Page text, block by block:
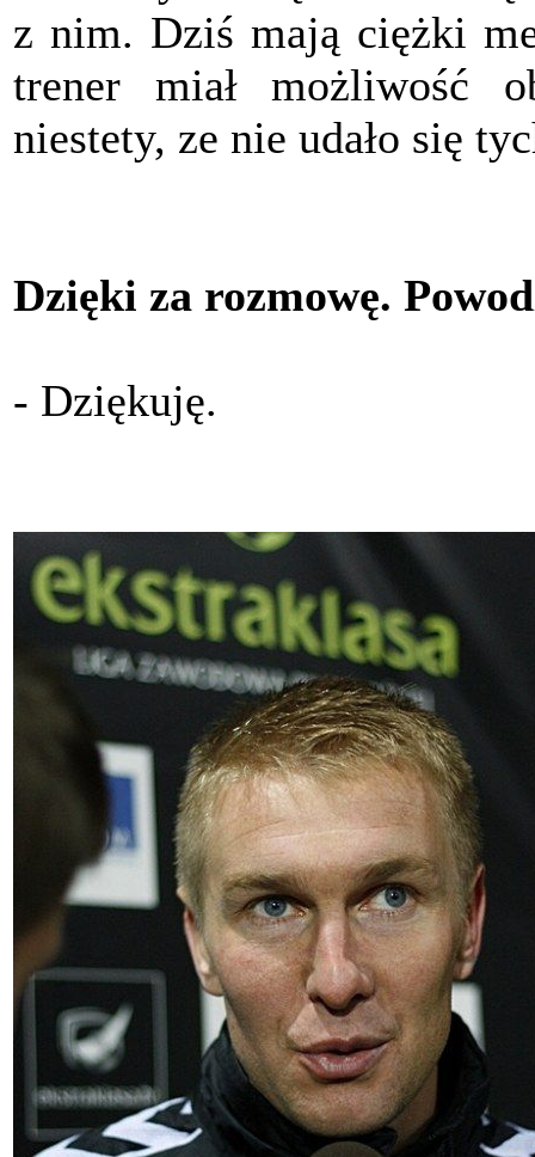
z nim. Dziś mają ciężki
trener miał możliwość
niestety, ze nie udało się
Dzięki za rozmowę.
- Dziękuję.